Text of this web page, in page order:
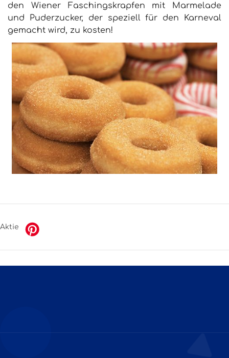
den Wiener Faschingskrapfen mit Marmelade
und Puderzucker, der speziell für den Karneval
gemacht wird, zu kosten!
Aktie